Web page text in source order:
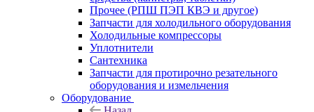
Прочее (РПШ ПЭП КВЭ и другое)
Запчасти для холодильного оборудования
Холодильные компрессоры
Уплотнители
Сантехника
Запчасти для протирочно резательного
оборудования и измельчения
Оборудование